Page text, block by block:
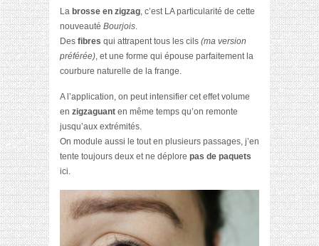
La brosse en zigzag, c’est LA particularité de cette
nouveauté Bourjois.
Des fibres qui attrapent tous les cils (ma version
préférée), et une forme qui épouse parfaitement la
courbure naturelle de la frange.
A l’application, on peut intensifier cet effet volume
en zigzaguant en même temps qu’on remonte
jusqu’aux extrémités.
On module aussi le tout en plusieurs passages, j’en
tente toujours deux et ne déplore pas de paquets
ici.